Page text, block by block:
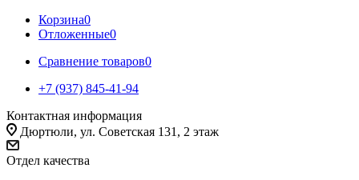
Корзина0
Отложенные0
Сравнение товаров0
+7 (937) 845-41-94
Контактная информация
Дюртюли, ул. Советская 131, 2 этаж
Отдел качества